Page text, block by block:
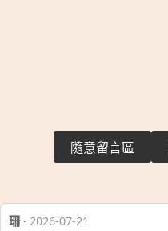
隨意留言區
珊· 2026-07-21